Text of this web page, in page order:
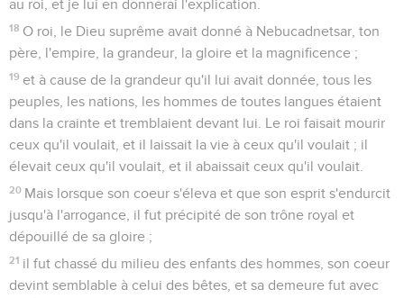
au roi, et je lui en donnerai l'explication.
18 O roi, le Dieu suprême avait donné à Nebucadnetsar, ton
père, l'empire, la grandeur, la gloire et la magnificence ;
19 et à cause de la grandeur qu'il lui avait donnée, tous les
peuples, les nations, les hommes de toutes langues étaient
dans la crainte et tremblaient devant lui. Le roi faisait mourir
ceux qu'il voulait, et il laissait la vie à ceux qu'il voulait ; il
élevait ceux qu'il voulait, et il abaissait ceux qu'il voulait.
20 Mais lorsque son coeur s'éleva et que son esprit s'endurcit
jusqu'à l'arrogance, il fut précipité de son trône royal et
dépouillé de sa gloire ;
21 il fut chassé du milieu des enfants des hommes, son coeur
devint semblable à celui des bêtes, et sa demeure fut avec